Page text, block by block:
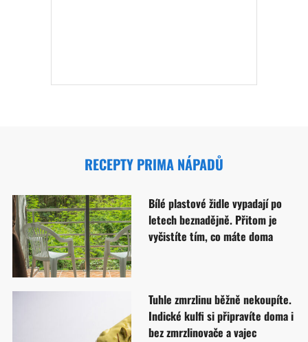
RECEPTY PRIMA NÁPADŮ
Bílé plastové židle vypadají po
letech beznadějně. Přitom je
vyčistíte tím, co máte doma
Tuhle zmrzlinu běžně nekoupíte.
Indické kulfi si připravíte doma i
bez zmrzlinovače a vajec